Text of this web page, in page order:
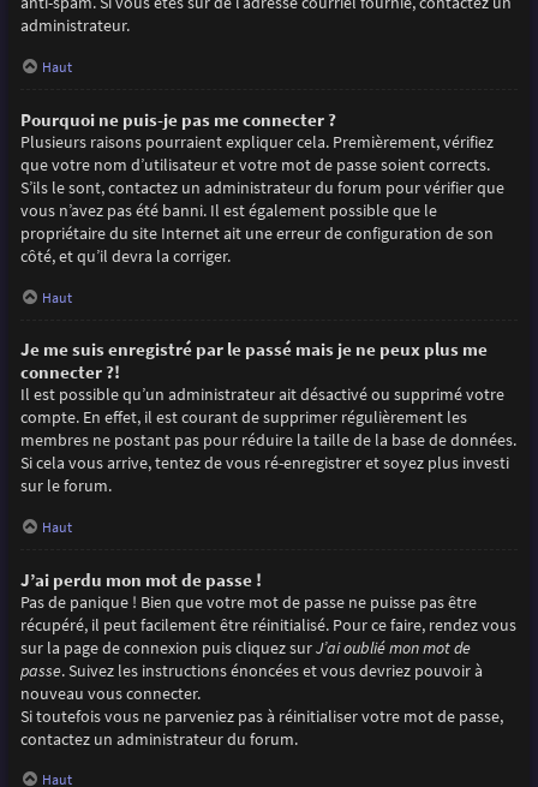
administrateur.
Haut
Pourquoi ne puis-je pas me connecter ?
Plusieurs raisons pourraient expliquer cela. Premièrement, vérifiez
que votre nom d’utilisateur et votre mot de passe soient corrects.
S’ils le sont, contactez un administrateur du forum pour vérifier que
vous n’avez pas été banni. Il est également possible que le
propriétaire du site Internet ait une erreur de configuration de son
côté, et qu’il devra la corriger.
Haut
Je me suis enregistré par le passé mais je ne peux plus me
connecter ?!
Il est possible qu’un administrateur ait désactivé ou supprimé votre
compte. En effet, il est courant de supprimer régulièrement les
membres ne postant pas pour réduire la taille de la base de données.
Si cela vous arrive, tentez de vous ré-enregistrer et soyez plus investi
sur le forum.
Haut
J’ai perdu mon mot de passe !
Pas de panique ! Bien que votre mot de passe ne puisse pas être
récupéré, il peut facilement être réinitialisé. Pour ce faire, rendez vous
sur la page de connexion puis cliquez surJ’ai oublié mon mot de
passe. Suivez les instructions énoncées et vous devriez pouvoir à
nouveau vous connecter.
Si toutefois vous ne parveniez pas à réinitialiser votre mot de passe,
contactez un administrateur du forum.
Haut